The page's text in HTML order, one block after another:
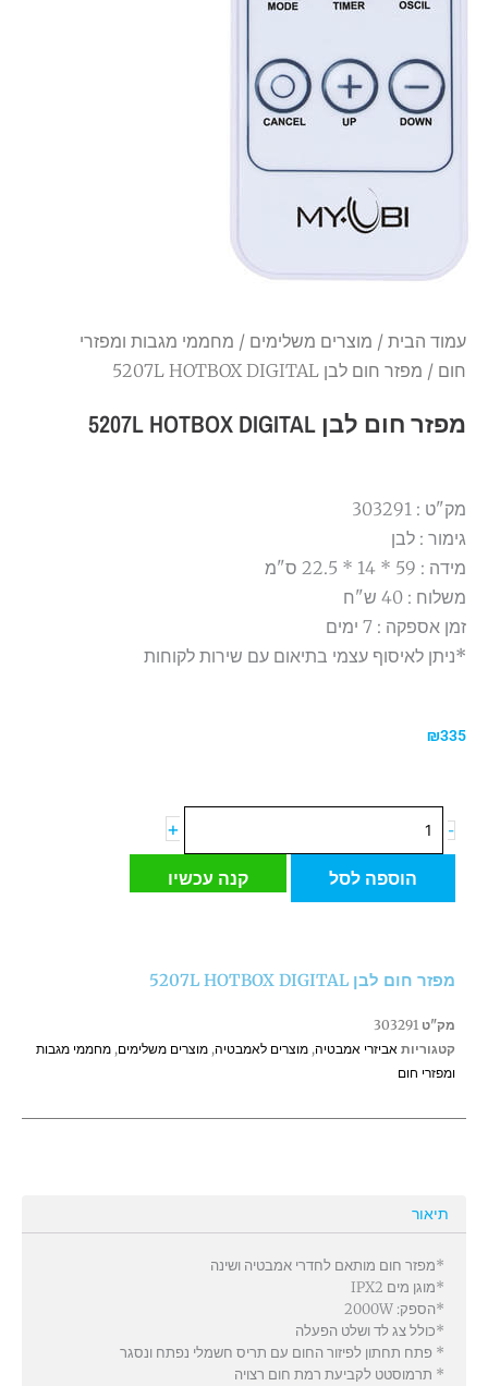
עמוד הבית / מוצרים משלימים / מחממי מגבות ומפזרי
חום / מפזר חום לבן 5207L HOTBOX DIGITAL
מפזר חום לבן 5207L HOTBOX DIGITAL
מק"ט : 303291
גימור : לבן
מידה : 59 * 14 * 22.5 ס"מ
משלוח : 40 ש"ח
זמן אספקה : 7 ימים
*ניתן לאיסוף עצמי בתיאום עם שירות לקוחות
₪335
-
של
DIGITAL
+
הוספה לסל קנה עכשיו
מפזר חום לבן 5207L HOTBOX DIGITAL
מק"ט 303291
קטגוריות אביזרי אמבטיה, מוצרים לאמבטיה, מוצרים משלימים, מחממי מגבות
ומפזרי חום
תיאור
*מפזר חום מותאם לחדרי אמבטיה ושינה
*מוגן מים IPX2
*הספק: 2000W
*כולל צג לד ושלט הפעלה
* פתח תחתון לפיזור החום עם תריס חשמלי נפתח ונסגר
* תרמוסטט לקביעת רמת חום רצויה